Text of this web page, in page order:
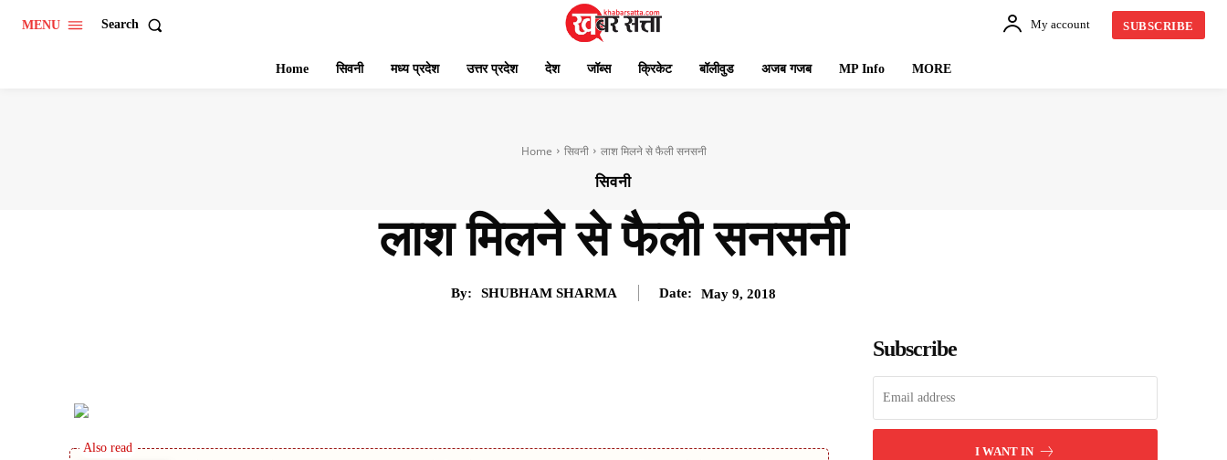
MENU Search My account SUBSCRIBE
Home सिवनी मध्य प्रदेश उत्तर प्रदेश देश जॉब्स क्रिकेट बॉलीवुड अजब गजब MP Info MORE
Home सिवनी लाश मिलने से फैली सनसनी
सिवनी
लाश मिलने से फैली सनसनी
By: SHUBHAM SHARMA Date: May 9, 2018
Subscribe
I WANT IN